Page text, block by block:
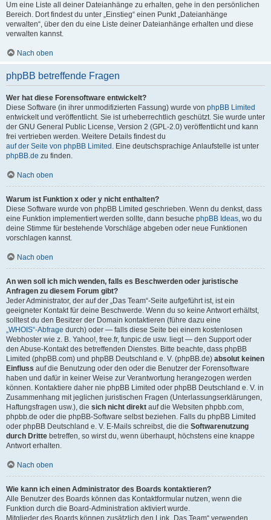
Um eine Liste all deiner Dateianhänge zu erhalten, gehe in den persönlichen
Bereich. Dort findest du unter „Einstieg“ einen Punkt „Dateianhänge
verwalten“, über den du eine Liste deiner Dateianhänge erhalten und diese
verwalten kannst.
Nach oben
phpBB betreffende Fragen
Wer hat diese Forensoftware entwickelt?
Diese Software (in ihrer unmodifizierten Fassung) wurde von phpBB Limited
entwickelt und veröffentlicht. Sie ist urheberrechtlich geschützt. Sie wurde unter
der GNU General Public License, Version 2 (GPL-2.0) veröffentlicht und kann
frei vertrieben werden. Weitere Details findest du
auf der Seite von phpBB Limited . Eine deutschsprachige Anlaufstelle ist unter
phpBB.de zu finden.
Nach oben
Warum ist Funktion x oder y nicht enthalten?
Diese Software wurde von phpBB Limited geschrieben. Wenn du denkst, dass
eine Funktion implementiert werden sollte, dann besuche phpBB Ideas, wo du
deine Stimme für bestehende Vorschläge abgeben oder neue Funktionen
vorschlagen kannst.
Nach oben
An wen soll ich mich wenden, falls es Beschwerden oder juristische
Anfragen zu diesem Forum gibt?
Jeder Administrator, der auf der „Das Team“-Seite aufgeführt ist, ist ein
geeigneter Kontakt für deine Beschwerde. Wenn du so keine Antwort erhältst,
solltest du den Besitzer der Domain kontaktieren (führe dazu eine
„WHOIS“-Abfrage durch) oder — falls diese Seite bei einem kostenlosen
Webhoster wie z. B. Yahoo!, free.fr, funpic.de usw. liegt — den Support oder
den Abuse-Kontakt des betreffenden Dienstes. Bitte beachte, dass phpBB
Limited (phpBB.com) und phpBB Deutschland e. V. (phpBB.de) absolut keinen
Einfluss auf die Benutzung oder den oder die Benutzer der Forensoftware
haben und dafür in keiner Weise zur Verantwortung herangezogen werden
können. Kontaktiere daher nie phpBB Limited oder phpBB Deutschland e. V. in
Zusammenhang mit jeglichen juristischen Fragen (Unterlassungserklärungen,
Haftungsfragen usw.), die sich nicht direkt auf die Websiten phpbb.com,
phpbb.de oder die phpBB-Software selbst beziehen. Falls du phpBB Limited
oder phpBB Deutschland e. V. E-Mails schreibst, die die Softwarenutzung
durch Dritte betreffen, so wirst du, wenn überhaupt, höchstens eine knappe
Antwort erhalten.
Nach oben
Wie kann ich einen Administrator des Boards kontaktieren?
Alle Benutzer des Boards können das Kontaktformular nutzen, wenn die
Funktion durch die Board-Administration aktiviert wurde.
Mitglieder des Boards können zusätzlich den Link „Das Team“ verwenden.